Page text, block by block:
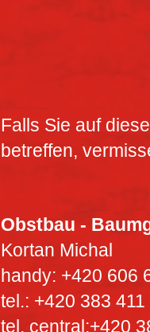
Falls Sie auf
betreffen,
Obstbau -
Kortan Michal
handy: +420 606
tel.: +420 383
tel. central:+420